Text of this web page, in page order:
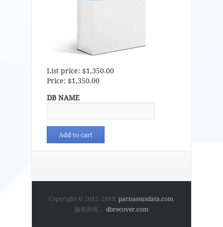
List price: $1,350.00
Price: $1,350.00
DB NAME
Copyright © 2013, 2019, parnassusdata.com.
版权所有。 dbrecover.com